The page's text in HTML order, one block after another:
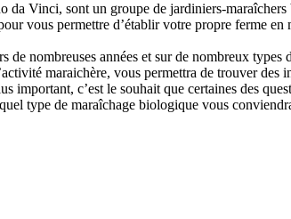
Vinci, sont un groupe de jardiniers-maraîchers
vous permettre d’établir votre propre ferme
nombreuses années et sur de nombreux
maraichère, vous permettra de trouver
important, c’est le souhait que certaines des
type de maraîchage biologique vous